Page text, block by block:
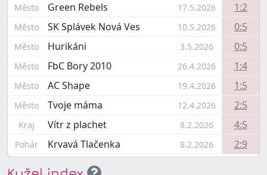
Město Green Rebels 17.5.2026 1:2
Město SK Splávek Nová Ves 10.5.2026 0:5
Město Hurikáni 3.5.2026 0:5
Město FbC Bory 2010 26.4.2026 1:4
Město AC Shape 19.4.2026 1:5
Město Tvoje máma 12.4.2026 2:5
Kraj Vítr z plachet 8.2.2026 4:5
Pohár Krvavá Tlačenka 8.2.2026 2:9